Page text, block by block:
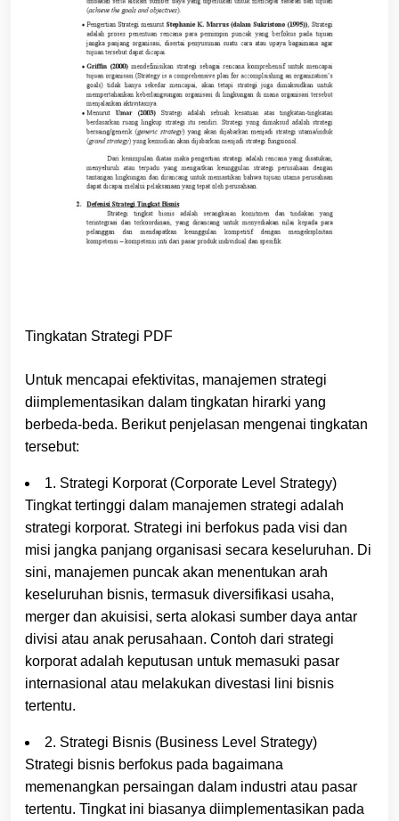
Tingkatan Strategi PDF
Untuk mencapai efektivitas, manajemen strategi
diimplementasikan dalam tingkatan hirarki yang
berbeda-beda. Berikut penjelasan mengenai tingkatan
tersebut:
1. Strategi Korporat (Corporate Level Strategy)
Tingkat tertinggi dalam manajemen strategi adalah
strategi korporat. Strategi ini berfokus pada visi dan
misi jangka panjang organisasi secara keseluruhan. Di
sini, manajemen puncak akan menentukan arah
keseluruhan bisnis, termasuk diversifikasi usaha,
merger dan akuisisi, serta alokasi sumber daya antar
divisi atau anak perusahaan. Contoh dari strategi
korporat adalah keputusan untuk memasuki pasar
internasional atau melakukan divestasi lini bisnis
tertentu.
2. Strategi Bisnis (Business Level Strategy)
Strategi bisnis berfokus pada bagaimana
memenangkan persaingan dalam industri atau pasar
tertentu. Tingkat ini biasanya diimplementasikan pada